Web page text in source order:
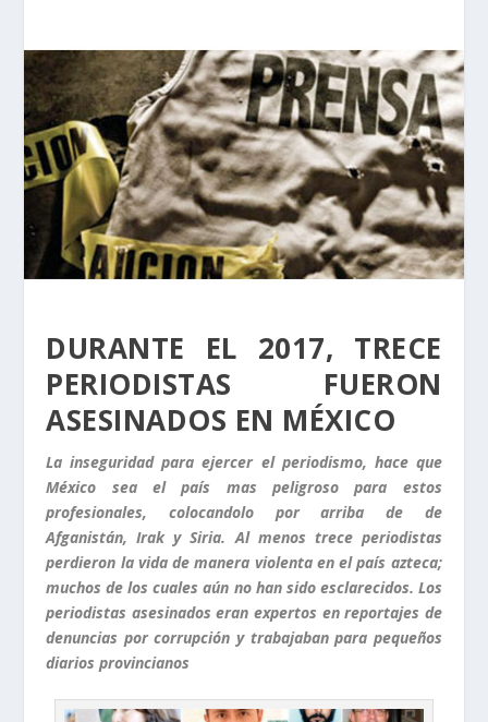
DURANTE EL 2017, TRECE
PERIODISTAS FUERON
ASESINADOS EN MÉXICO
La inseguridad para ejercer el periodismo, hace que
México sea el país mas peligroso para estos
profesionales, colocandolo por arriba de de
Afganistán, Irak y Siria. Al menos trece periodistas
perdieron la vida de manera violenta en el país azteca;
muchos de los cuales aún no han sido esclarecidos. Los
periodistas asesinados eran expertos en reportajes de
denuncias por corrupción y trabajaban para pequeños
diarios provincianos